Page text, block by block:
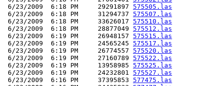
6/23/2009  6:18 PM     29291897 575505.las
6/23/2009  6:18 PM     31294737 575507.las
6/23/2009  6:18 PM     33626017 575510.las
6/23/2009  6:18 PM     28877049 575512.las
6/23/2009  6:19 PM     26948157 575515.las
6/23/2009  6:19 PM     24565245 575517.las
6/23/2009  6:19 PM     26774557 575520.las
6/23/2009  6:19 PM     27160789 575522.las
6/23/2009  6:19 PM     13958985 575525.las
6/23/2009  6:19 PM     24232801 575527.las
6/23/2009  6:16 PM     37395853 577475.las